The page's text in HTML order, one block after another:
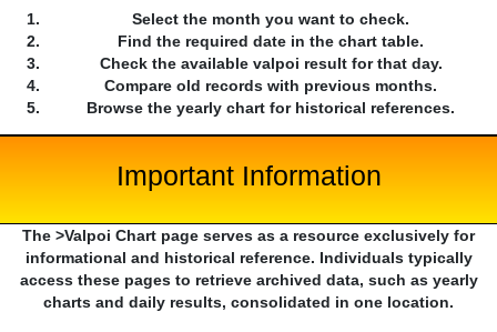
Select the month you want to check.
Find the required date in the chart table.
Check the available valpoi result for that day.
Compare old records with previous months.
Browse the yearly chart for historical references.
Important Information
The >Valpoi Chart page serves as a resource exclusively for
informational and historical reference. Individuals typically
access these pages to retrieve archived data, such as yearly
charts and daily results, consolidated in one location.